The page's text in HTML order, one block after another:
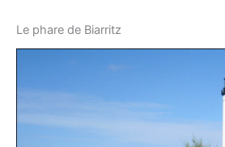
Le phare de Biarritz